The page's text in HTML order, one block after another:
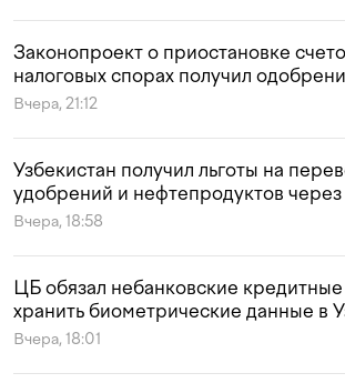
Законопроект о приостановке
налоговых спорах получил
Вчера, 21:12
Узбекистан получил льготы на
удобрений и нефтепродуктов
Вчера, 18:58
ЦБ обязал небанковские
хранить биометрические данные в
Вчера, 18:01